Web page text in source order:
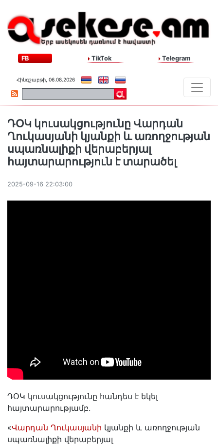
FB TikTok Telegram
Հինգշաբթի, 06.08.2026
ԴՕԿ կուսակցությունը Վարդան
Ղուկասյանի կյանքի և առողջության
սպառնալիքի վերաբերյալ
հայտարարություն է տարածել
2025-09-16 22:03:00
ԴՕԿ կուսակցությունը հանդես է եկել
հայտարարությամբ.
«Վարդան Ղուկասյանի կյանքի և առողջության
սպառնալիքի վերաբերյալ